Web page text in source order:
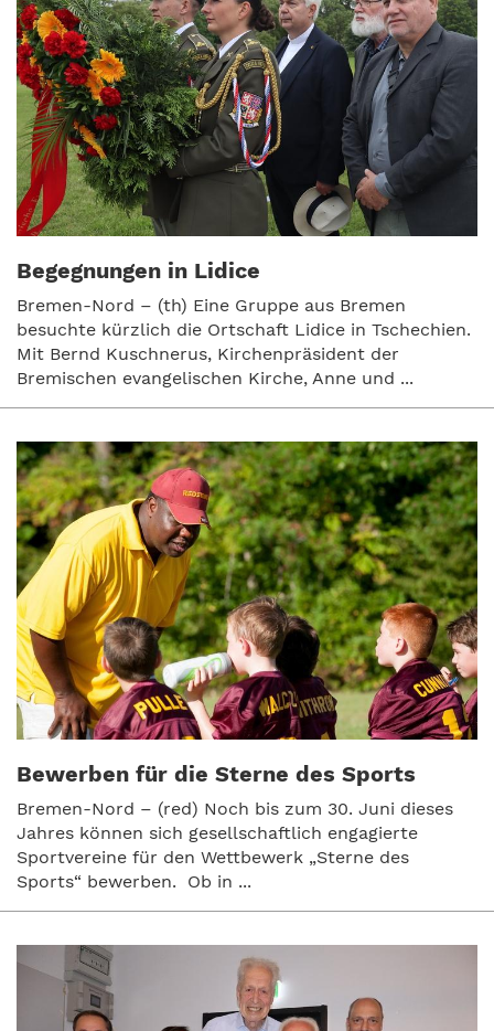
Begegnungen in Lidice
Bremen-Nord – (th) Eine Gruppe aus Bremen
besuchte kürzlich die Ortschaft Lidice in Tschechien.
Mit Bernd Kuschnerus, Kirchenpräsident der
Bremischen evangelischen Kirche, Anne und ...
Bewerben für die Sterne des Sports
Bremen-Nord – (red) Noch bis zum 30. Juni dieses
Jahres können sich gesellschaftlich engagierte
Sportvereine für den Wettbewerk „Sterne des
Sports“ bewerben. Ob in ...